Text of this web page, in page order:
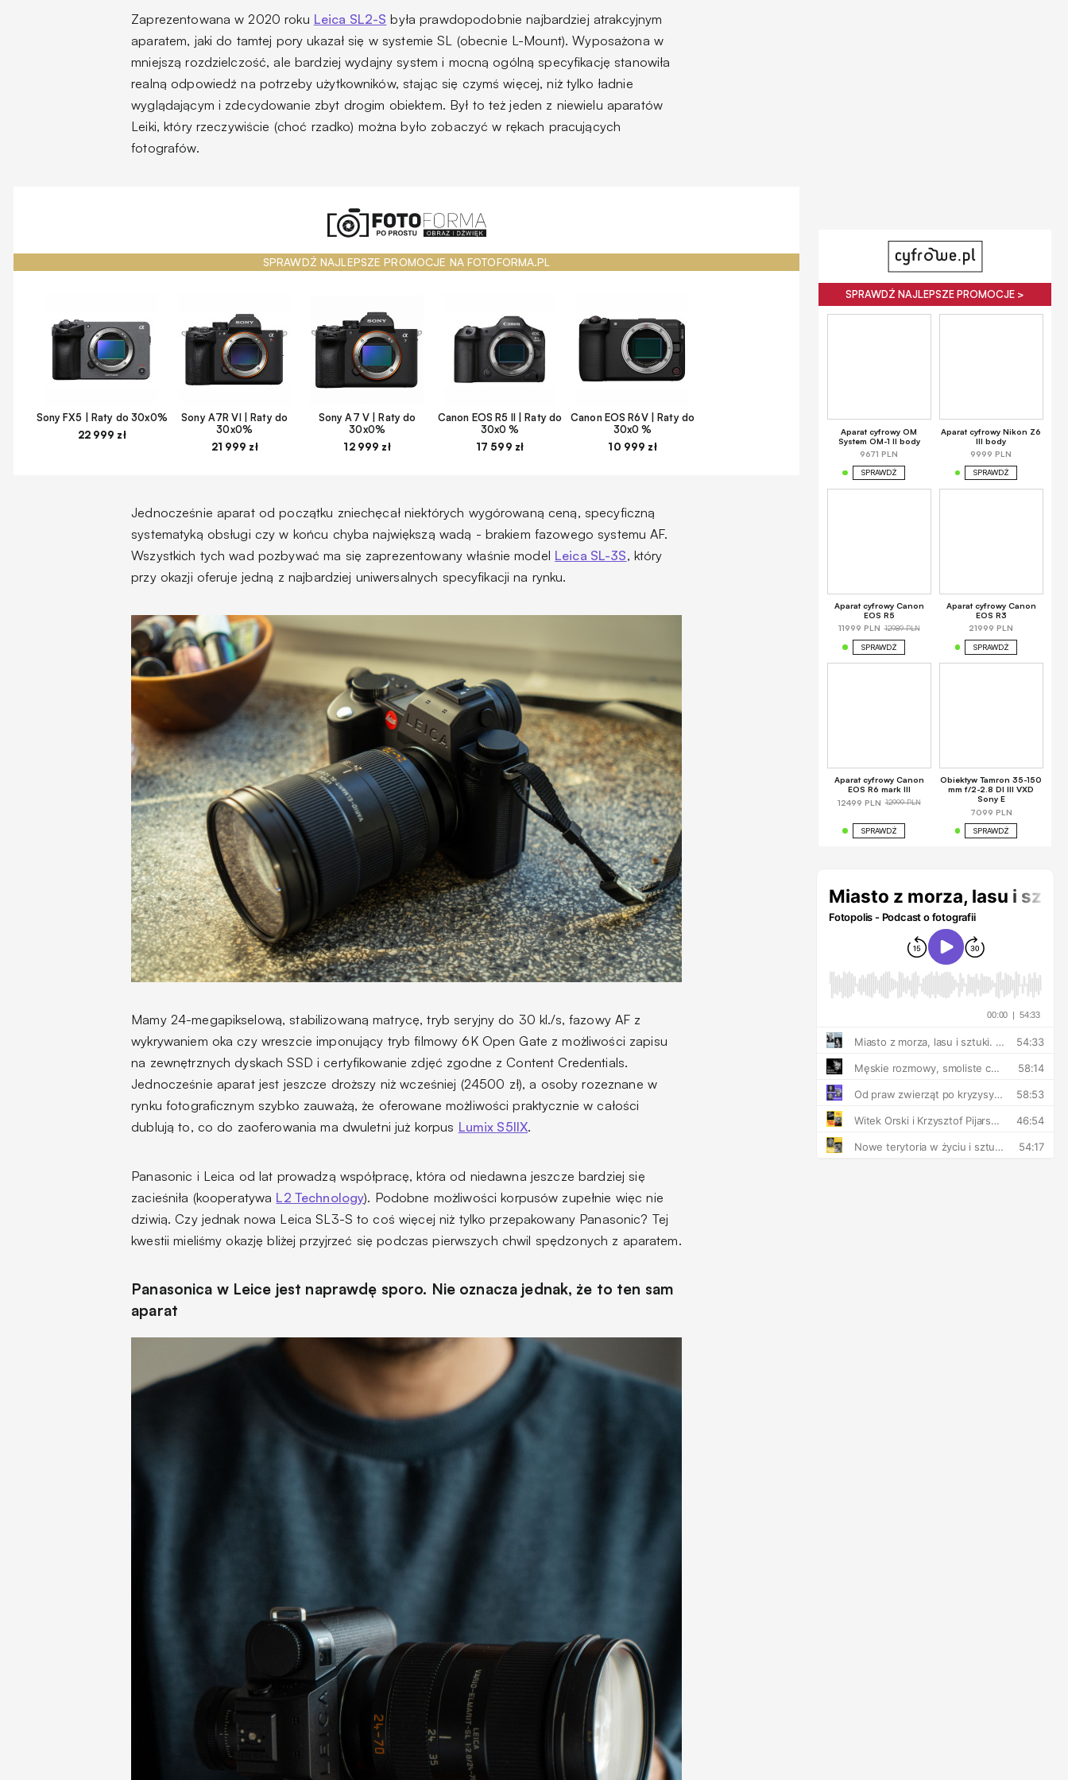
Zaprezentowana w 2020 roku Leica SL2-S była prawdopodobnie najbardziej atrakcyjnym
aparatem, jaki do tamtej pory ukazał się w systemie SL (obecnie L-Mount). Wyposażona w
mniejszą rozdzielczość, ale bardziej wydajny system i mocną ogólną specyfikację stanowiła
realną odpowiedź na potrzeby użytkowników, stając się czymś więcej, niż tylko ładnie
wyglądającym i zdecydowanie zbyt drogim obiektem. Był to też jeden z niewielu aparatów
Leiki, który rzeczywiście (choć rzadko) można było zobaczyć w rękach pracujących
fotografów.
SPRAWDŹ NAJLEPSZE PROMOCJE NA FOTOFORMA.PL
Sony FX5 | Raty do 30x0%
22 999 zł
Sony A7R VI | Raty do
30x0%
21 999 zł
Sony A7 V | Raty do
30x0%
12 999 zł
Canon EOS R5 II | Raty do
30x0 %
17 599 zł
Canon EOS R6V | Raty do
30x0 %
10 999 zł
Jednocześnie aparat od początku zniechęcał niektórych wygórowaną ceną, specyficzną
systematyką obsługi czy w końcu chyba największą wadą - brakiem fazowego systemu AF.
Wszystkich tych wad pozbywać ma się zaprezentowany właśnie model Leica SL-3S, który
przy okazji oferuje jedną z najbardziej uniwersalnych specyfikacji na rynku.
Mamy 24-megapikselową, stabilizowaną matrycę, tryb seryjny do 30 kl./s, fazowy AF z
wykrywaniem oka czy wreszcie imponujący tryb filmowy 6K Open Gate z możliwości zapisu
na zewnętrznych dyskach SSD i certyfikowanie zdjęć zgodne z Content Credentials.
Jednocześnie aparat jest jeszcze droższy niż wcześniej (24500 zł), a osoby rozeznane w
rynku fotograficznym szybko zauważą, że oferowane możliwości praktycznie w całości
dublują to, co do zaoferowania ma dwuletni już korpus Lumix S5IIX.
Panasonic i Leica od lat prowadzą współpracę, która od niedawna jeszcze bardziej się
zacieśniła (kooperatywa L2 Technology). Podobne możliwości korpusów zupełnie więc nie
dziwią. Czy jednak nowa Leica SL3-S to coś więcej niż tylko przepakowany Panasonic? Tej
kwestii mieliśmy okazję bliżej przyjrzeć się podczas pierwszych chwil spędzonych z aparatem.
Panasonica w Leice jest naprawdę sporo. Nie oznacza jednak, że to ten sam
aparat
SPRAWDŹ NAJLEPSZE PROMOCJE >
Aparat cyfrowy OM
System OM-1 II body
9671 PLN
SPRAWDŹ
Aparat cyfrowy Nikon Z6
III body
9999 PLN
SPRAWDŹ
Aparat cyfrowy Canon
EOS R5
11999 PLN 12989 PLN
SPRAWDŹ
Aparat cyfrowy Canon
EOS R3
21999 PLN
SPRAWDŹ
Aparat cyfrowy Canon
EOS R6 mark III
12499 PLN 12999 PLN
SPRAWDŹ
Obiektyw Tamron 35-150
mm f/2-2.8 DI III VXD
Sony E
7099 PLN
SPRAWDŹ